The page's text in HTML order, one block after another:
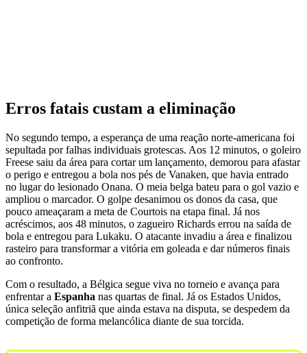
Erros fatais custam a eliminação
No segundo tempo, a esperança de uma reação norte-americana foi
sepultada por falhas individuais grotescas. Aos 12 minutos, o goleiro
Freese saiu da área para cortar um lançamento, demorou para afastar
o perigo e entregou a bola nos pés de Vanaken, que havia entrado
no lugar do lesionado Onana. O meia belga bateu para o gol vazio e
ampliou o marcador. O golpe desanimou os donos da casa, que
pouco ameaçaram a meta de Courtois na etapa final. Já nos
acréscimos, aos 48 minutos, o zagueiro Richards errou na saída de
bola e entregou para Lukaku. O atacante invadiu a área e finalizou
rasteiro para transformar a vitória em goleada e dar números finais
ao confronto.
Com o resultado, a Bélgica segue viva no torneio e avança para
enfrentar a Espanha nas quartas de final. Já os Estados Unidos,
única seleção anfitriã que ainda estava na disputa, se despedem da
competição de forma melancólica diante de sua torcida.